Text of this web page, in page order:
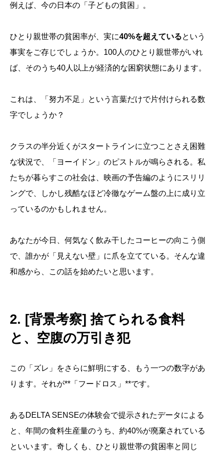
例えば、今の日本の「子どもの貧困」。
ひとり親世帯の貧困率が、実に40%を超えているという
事実をご存じでしょうか。100人のひとり親世帯がいれ
ば、そのうち40人以上が経済的な困窮状態にあります。
これは、「努力不足」という言葉だけで片付けられる数
字でしょうか？
クラスの半分近くがスタートラインに立つことさえ困難
な状況で、「ヨーイドン」のピストルが鳴らされる。私
たちが暮らすこの社会は、映画の予告編のようにスリリ
ングで、しかし残酷なほど冷徹なゲーム盤の上に成り立
っているのかもしれません。
あなたが今日、何気なく飲み干したコーヒーの向こう側
で、誰かが「見えない壁」に爪を立てている。そんな違
和感から、この話を始めたいと思います。
2. [背景考察] 捨てられる食料
と、空腹の万引き犯
この「ズレ」をさらに鮮明にする、もう一つの数字があ
ります。それが**「フードロス」**です。
あるDELTA SENSEの体験会で提示されたデータによる
と、年間の食料生産量のうち、約40%が廃棄されている
といいます。奇しくも、ひとり親世帯の貧困率と同じ